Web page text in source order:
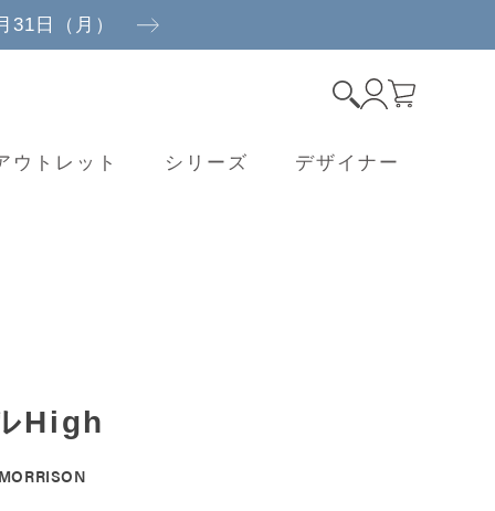
日（月）
ウトレット シリーズ デザイナー
High